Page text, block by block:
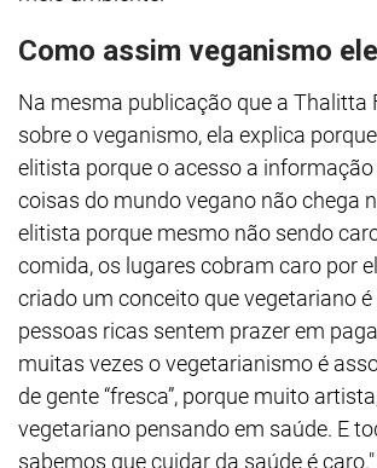
Como assim veganismo
Na mesma publicação que a Thalitta
sobre o veganismo, ela explica
elitista porque o acesso a
coisas do mundo vegano não chega
elitista porque mesmo não sendo
comida, os lugares cobram caro por
criado um conceito que vegetariano é
pessoas ricas sentem prazer em
muitas vezes o vegetarianismo é
de gente “fresca”, porque muito
vegetariano pensando em saúde. E
sabemos que cuidar da saúde é caro."